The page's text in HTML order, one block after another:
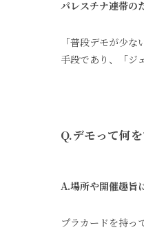
パレスチナ連帯の
「普段デモが少
手段であり、「ジ
Q.デモって何
A.場所や開催趣旨
プラカードを持っ